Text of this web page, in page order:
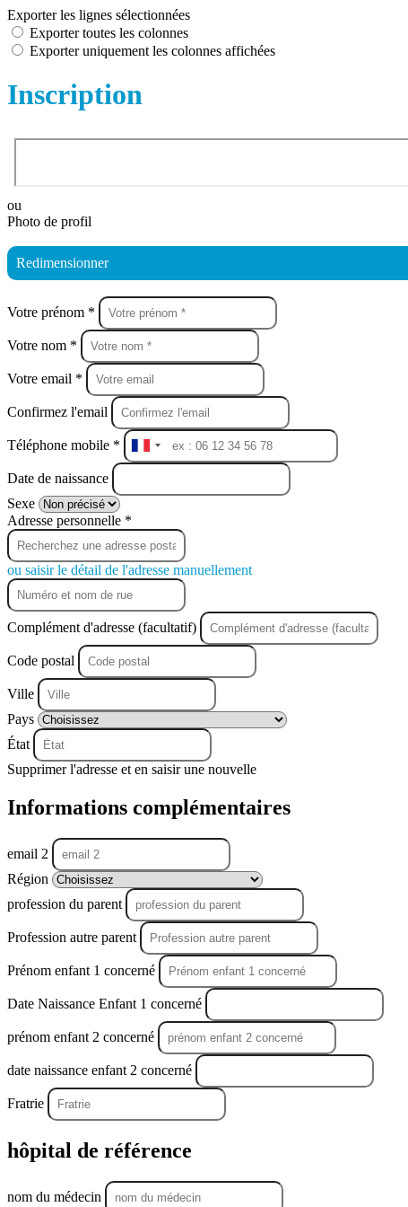
Exporter les lignes sélectionnées
Exporter toutes les colonnes
Exporter uniquement les colonnes affichées
Inscription
ou
Photo de profil
Redimensionner
Votre prénom *
Votre nom *
Votre email *
Confirmez l'email
Téléphone mobile *
France
+33
Date de naissance
Sexe
Adresse personnelle *
ou saisir le détail de l'adresse manuellement
Complément d'adresse (facultatif)
Code postal
Ville
Pays
État
Supprimer l'adresse et en saisir une nouvelle
Informations complémentaires
email 2
Région
profession du parent
Profession autre parent
Prénom enfant 1 concerné
Date Naissance Enfant 1 concerné
prénom enfant 2 concerné
date naissance enfant 2 concerné
Fratrie
hôpital de référence
nom du médecin